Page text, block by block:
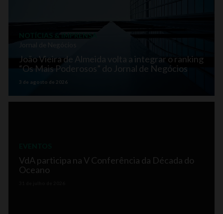
Jornal de Negócios
João Vieira de Almeida volta a integrar o ranking
“Os Mais Poderosos” do Jornal de Negócios
3 de agosto de 2026
VdA participa na V Conferência da Década do
Oceano